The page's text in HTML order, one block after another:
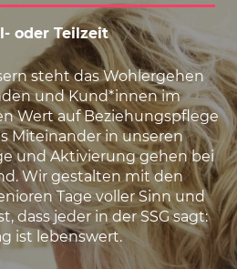
Karte anzeigen